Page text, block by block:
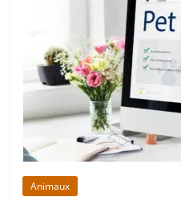
Animaux